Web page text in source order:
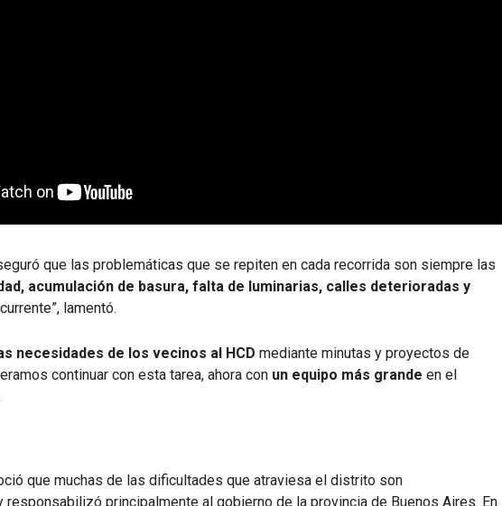
que las problemáticas que se repiten en cada recorrida son siempre las
acumulación de basura, falta de luminarias, calles deterioradas y
lamentó.
necesidades de los vecinos al HCD mediante minutas y proyectos de
continuar con esta tarea, ahora con un equipo más grande en el
que muchas de las dificultades que atraviesa el distrito son
responsabilizó principalmente al gobierno de la provincia de Buenos Aires. En